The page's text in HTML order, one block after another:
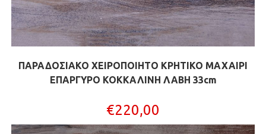
ΠΑΡΑΔΟΣΙΑΚΟ ΧΕΙΡΟΠΟΙΗΤΟ ΚΡΗΤΙΚΟ ΜΑΧΑΙΡΙ
ΕΠΑΡΓΥΡΟ ΚΟΚΚΑΛΙΝΗ ΛΑΒΗ 33cm
€220,00